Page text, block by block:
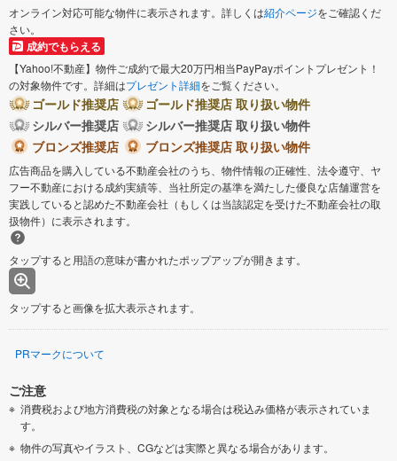
オンライン対応可能な物件に表示されます。詳しくは紹介ページをご確認くだ
さい。
成約でもらえる
【Yahoo!不動産】物件ご成約で最大20万円相当PayPayポイントプレゼント！
の対象物件です。詳細はプレゼント詳細をご覧ください。
ゴールド推奨店
ゴールド推奨店 取り扱い物件
シルバー推奨店
シルバー推奨店 取り扱い物件
ブロンズ推奨店
ブロンズ推奨店 取り扱い物件
広告商品を購入している不動産会社のうち、物件情報の正確性、法令遵守、ヤ
フー不動産における成約実績等、当社所定の基準を満たした優良な店舗運営を
実践していると認めた不動産会社（もしくは当該認定を受けた不動産会社の取
扱物件）に表示されます。
タップすると用語の意味が書かれたポップアップが開きます。
タップすると画像を拡大表示されます。
PRマークについて
ご注意
消費税および地方消費税の対象となる場合は税込み価格が表示されていま
す。
物件の写真やイラスト、CGなどは実際と異なる場合があります。